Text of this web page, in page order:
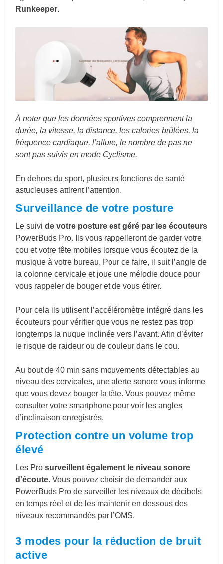
Runkeeper.
À noter que les données sportives comprennent la
durée, la vitesse, la distance, les calories brûlées, la
fréquence cardiaque, l’allure, le nombre de pas ne
sont pas suivis en mode Cyclisme.
En dehors du sport, plusieurs fonctions de santé
astucieuses attirent l’attention.
Surveillance de votre posture
Le suivi de votre posture est géré par les écouteurs
PowerBuds Pro. Ils vous rappelleront de garder votre
cou et votre tête mobiles lorsque vous écoutez de la
musique à votre bureau. Pour ce faire, il suit l’angle de
la colonne cervicale et joue une mélodie douce pour
vous rappeler de bouger et de vous étirer.
Pour cela ils utilisent l’accéléromètre intégré dans les
écouteurs pour vérifier que vous ne restez pas trop
longtemps la nuque inclinée vers l’avant. Afin d’éviter
le risque de raideur ou de douleur dans le cou.
Au bout de 40 min sans mouvements détectables au
niveau des cervicales, une alerte sonore vous informe
que vous devez bouger la tête. Vous pouvez même
consulter votre smartphone pour voir les angles
d’inclinaison enregistrés.
Protection contre un volume trop
élevé
Les Prosurveillent également le niveau sonore
d’écoute.Vous pouvez choisir de demander aux
PowerBuds Pro de surveiller les niveaux de décibels
en temps réel et de les maintenir en dessous des
niveaux recommandés par l’OMS.
3 modes pour la réduction de bruit
active